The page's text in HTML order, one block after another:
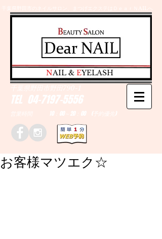
千葉県野田市のネイルサロン、まつげエクステはＤｅａｒＮAILへ
TEL 04-7197-5556
営業時間 10：00～20：00 (予約優先)
千葉県野田市野田790-1
​NAIL & EYELASH
お客様マツエク☆